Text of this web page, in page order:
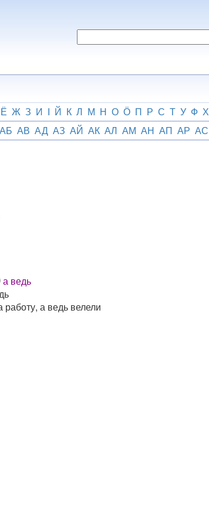
Ё Ж З И І Й К Л М Н О Ӧ П Р С Т У Ф Х
АБ АВ АД АЗ АЙ АК АЛ АМ АН АП АР АС
а ведь
а ведь велели